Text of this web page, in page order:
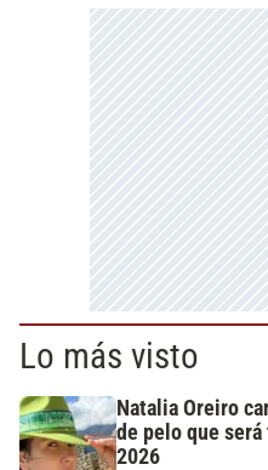
Lo más visto
Natalia Oreiro
de pelo que
2026